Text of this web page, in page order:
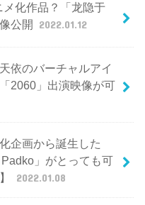
化作品？「龙隐于
公開
2022.01.12
依のバーチャルアイ
2060」出演映像が可
企画から誕生した
」がとっても可
2022.01.08